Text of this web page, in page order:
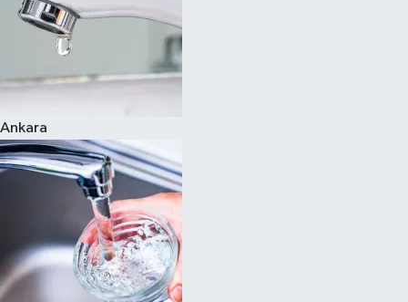
Ankara